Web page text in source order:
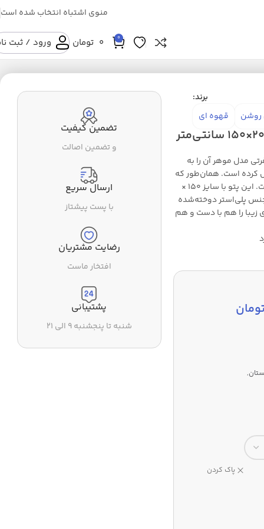
منوی اشتباه انتخاب شده است
0
0 تومان ورود / ثبت
برند:
قهوه ای
مدل موهر آن را به
کرده است. همان‌طور که
از مدل این محصول مشخص است برای چهارفصل مناسب است. این پتو با سایز 150 ×
جنس پلی‌استر دوخته‌شده
زیبا را هم با دست و هم
تومان
پاک کردن
تضمین کیفیت
و تضمین اصالت
ارسال سریع
با پست پیشتاز
رضایت مشتریان
افتخار ماست
پشتیبانی
شنبه تا پنجشنبه ۹ الی ۲۱